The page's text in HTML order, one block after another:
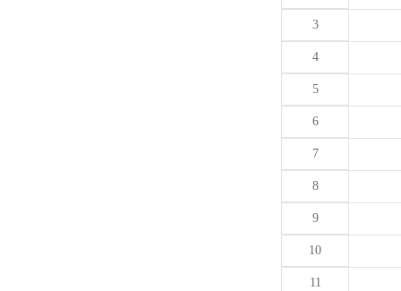
3
4
5
6
7
8
9
10
11